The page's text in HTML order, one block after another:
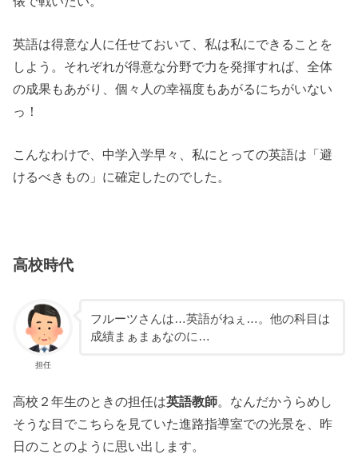
英語は得意な人に任せておいて、私は私にできることを
しよう。それぞれが得意な分野で力を発揮すれば、全体
の成果もあがり、個々人の幸福度もあがるにちがいない
っ！
こんなわけで、中学入学早々、私にとっての英語は「避
けるべきもの」に確定したのでした。
高校時代
担任
フルーツさんは…英語がねぇ…。他の科目は
成績まぁまぁなのに…
高校２年生のときの担任は英語教師。なんだかうらめし
そうな目でこちらを見ていた進路指導室での光景を、昨
日のことのように思い出します。